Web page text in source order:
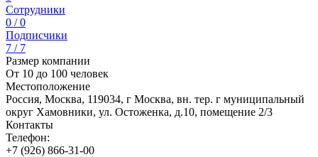
Сотрудники
0 / 0
Подписчики
7 / 7
Размер компании
От 10 до 100 человек
Местоположение
Россия, Москва, 119034, г Москва, вн. тер. г муниципальный
округ Хамовники, ул. Остоженка, д.10, помещение 2/3
Контакты
Телефон:
+7 (926) 866-31-00